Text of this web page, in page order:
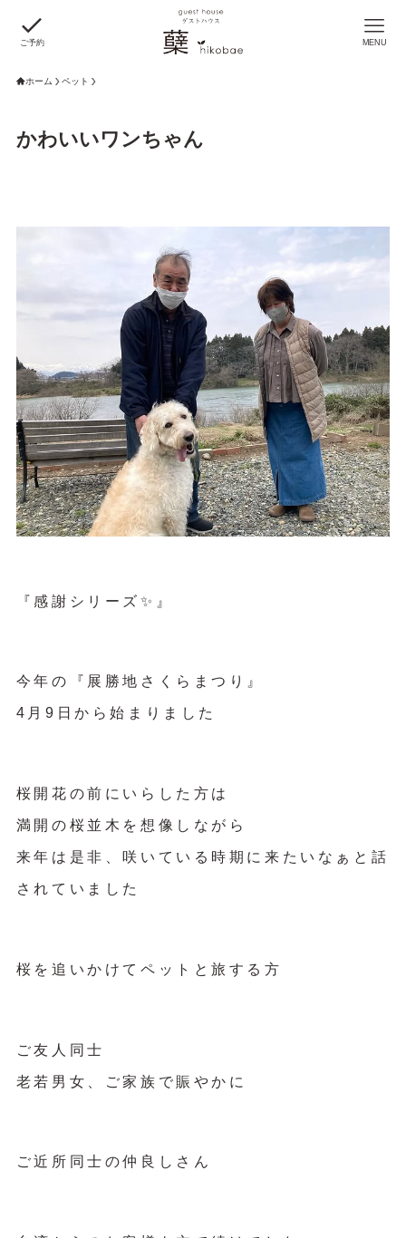
ご予約 MENU
ホーム ペット
かわいいワンちゃん
『感謝シリーズ✨』
今年の『展勝地さくらまつり』
4月9日から始まりました
桜開花の前にいらした方は
満開の桜並木を想像しながら
来年は是非、咲いている時期に来たいなぁと話
されていました
桜を追いかけてペットと旅する方
ご友人同士
老若男女、ご家族で賑やかに
ご近所同士の仲良しさん